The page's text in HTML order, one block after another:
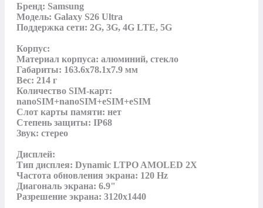
Бренд: Samsung
Модель: Galaxy S26 Ultra
Поддержка сети: 2G, 3G, 4G LTE, 5G
Корпус:
Материал корпуса: алюминий, стекло
Габариты: 163.6x78.1x7.9 мм
Вес: 214 г
Количество SIM-карт:
nanoSIM+nanoSIM+eSIM+eSIM
Слот карты памяти: нет
Степень защиты: IP68
Звук: стерео
Дисплей:
Тип дисплея: Dynamic LTPO AMOLED 2X
Частота обновления экрана: 120 Hz
Диагональ экрана: 6.9"
Разрешение экрана: 3120х1440